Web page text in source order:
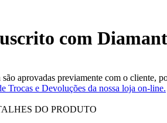
com
são aprovadas previamente com o cliente,
Trocas e Devoluções da nossa loja on-line.
DO PRODUTO